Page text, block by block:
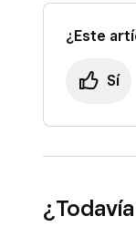
¿Este
Sí